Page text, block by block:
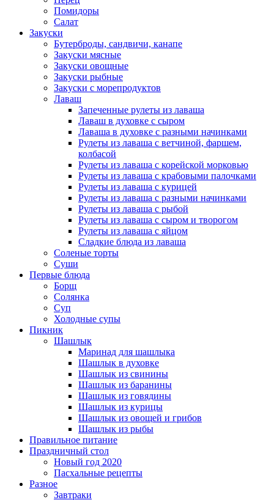
Помидоры
Салат
Закуски
Бутерброды, сандвичи, канапе
Закуски мясные
Закуски овощные
Закуски рыбные
Закуски с морепродуктов
Лаваш
Запеченные рулеты из лаваша
Лаваш в духовке с сыром
Лаваша в духовке с разными начинками
Рулеты из лаваша с ветчиной, фаршем,
колбасой
Рулеты из лаваша с корейской морковью
Рулеты из лаваша с крабовыми палочками
Рулеты из лаваша с курицей
Рулеты из лаваша с разными начинками
Рулеты из лаваша с рыбой
Рулеты из лаваша с сыром и творогом
Рулеты из лаваша с яйцом
Сладкие блюда из лаваша
Соленые торты
Суши
Первые блюда
Борщ
Солянка
Суп
Холодные супы
Пикник
Шашлык
Маринад для шашлыка
Шашлык в духовке
Шашлык из свинины
Шашлык из баранины
Шашлык из говядины
Шашлык из курицы
Шашлык из овощей и грибов
Шашлык из рыбы
Правильное питание
Праздничный стол
Новый год 2020
Пасхальные рецепты
Разное
Завтраки